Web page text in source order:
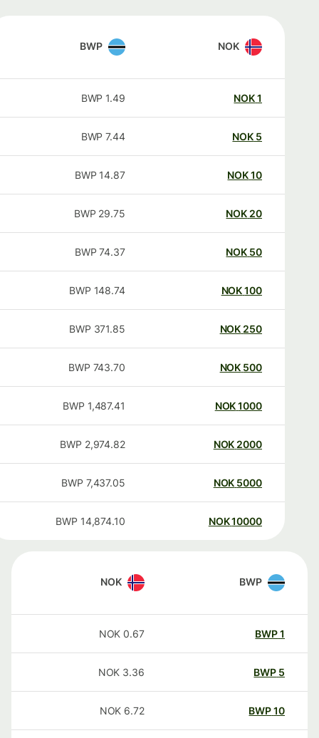
NOK
BWP
NOK
1.49
BWP
NOK
7.44
BWP
NOK
14.87
BWP
20
NOK
29.75
BWP
50
NOK
74.37
BWP
100
NOK
148.74
BWP
250
NOK
371.85
BWP
500
NOK
743.70
BWP
1000
NOK
1,487.41
BWP
2000
NOK
2,974.82
BWP
5000
NOK
7,437.05
BWP
10000
NOK
14,874.10
BWP
BWP
NOK
BWP
0.67
NOK
BWP
3.36
NOK
BWP
6.72
NOK